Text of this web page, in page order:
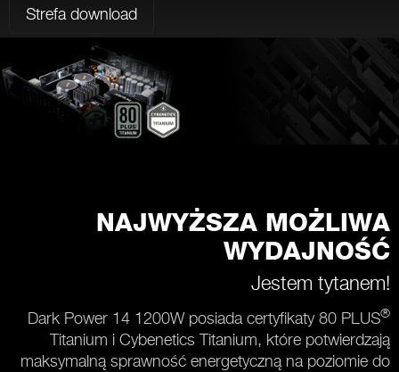
Strefa download
NAJWYŻSZA MOŻLIWA
WYDAJNOŚĆ
Jestem tytanem!
Dark Power 14 1200W posiada certyfikaty 80 PLUS®
Titanium i Cybenetics Titanium, które potwierdzają
maksymalną sprawność energetyczną na poziomie do